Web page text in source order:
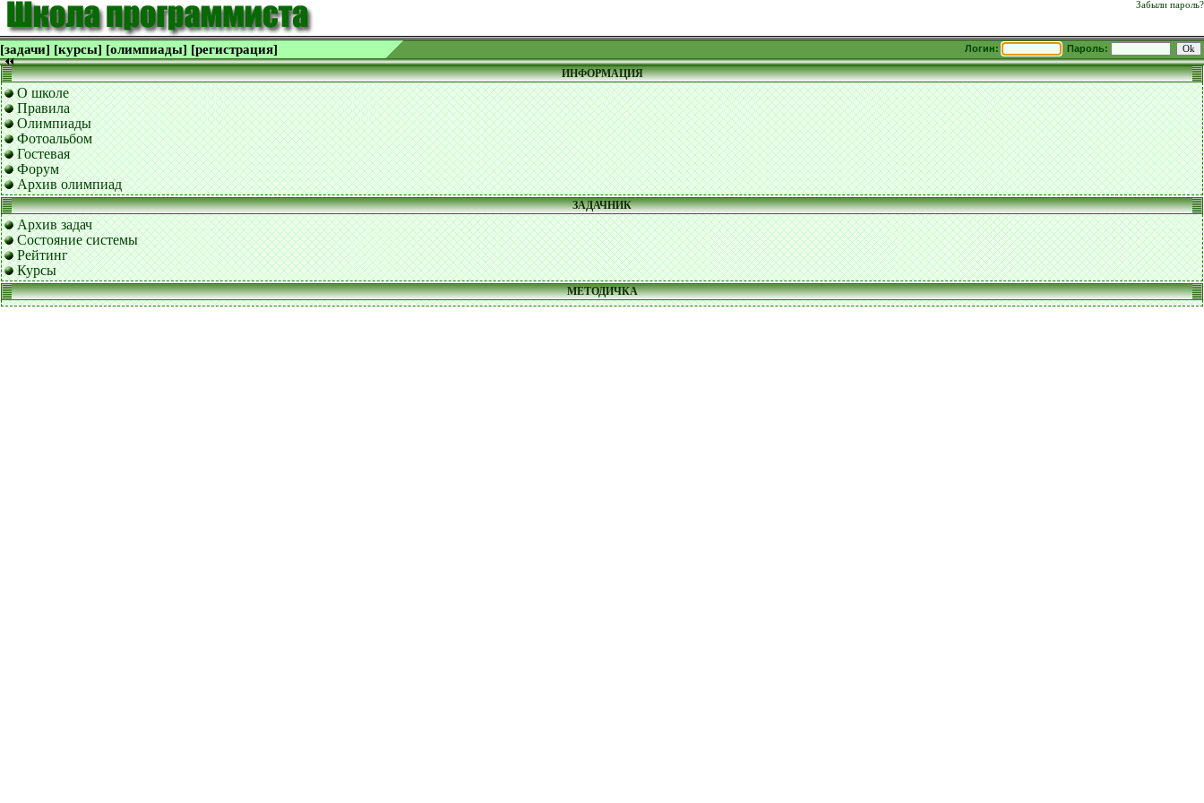
Забыли пароль?
[задачи] [курсы] [олимпиады] [регистрация] Логин: Пароль:
ИНФОРМАЦИЯ
О школе
Правила
Олимпиады
Фотоальбом
Гостевая
Форум
Архив олимпиад
ЗАДАЧНИК
Архив задач
Состояние системы
Рейтинг
Курсы
МЕТОДИЧКА